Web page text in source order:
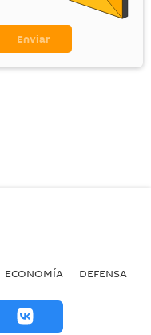
ECONOMÍA DEFENSA